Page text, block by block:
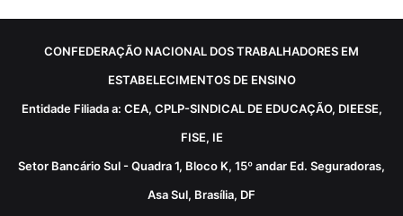
CONFEDERAÇÃO NACIONAL DOS TRABALHADORES EM
ESTABELECIMENTOS DE ENSINO
Entidade Filiada a: CEA, CPLP-SINDICAL DE EDUCAÇÃO, DIEESE,
FISE, IE
Setor Bancário Sul - Quadra 1, Bloco K, 15º andar Ed. Seguradoras,
Asa Sul, Brasília, DF